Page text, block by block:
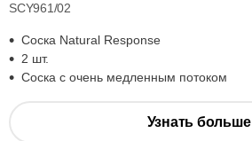
SCY961/02
Соска Natural Response
2 шт.
Соска с очень медленным потоком
Узнать больше